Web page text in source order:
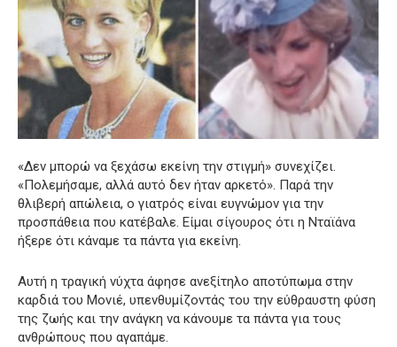
«Δεν μπορώ να ξεχάσω εκείνη την στιγμή» συνεχίζει.
«Πολεμήσαμε, αλλά αυτό δεν ήταν αρκετό». Παρά την
θλιβερή απώλεια, ο γιατρός είναι ευγνώμον για την
προσπάθεια που κατέβαλε. Είμαι σίγουρος ότι η Νταϊάνα
ήξερε ότι κάναμε τα πάντα για εκείνη.
Αυτή η τραγική νύχτα άφησε ανεξίτηλο αποτύπωμα στην
καρδιά του Μονιέ, υπενθυμίζοντάς του την εύθραυστη φύση
της ζωής και την ανάγκη να κάνουμε τα πάντα για τους
ανθρώπους που αγαπάμε.